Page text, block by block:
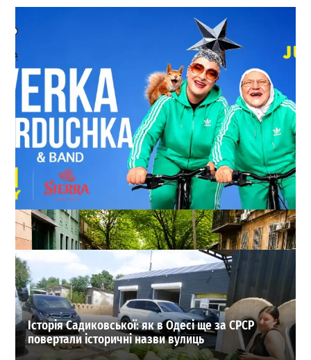
Сердючка, фестиваль Соні Делоне та гра
«Чорноморця»: афіша Одеси 31 липня – 6 серпня
0
30-07-2026 в 18:50
ВИБІР РЕДАКЦІЇ
Історія Садиковської: як в Одесі ще за СРСР
повертали історичні назви вулиць